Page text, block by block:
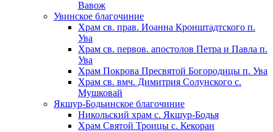
Вавож
Увинское благочиние
Храм св. прав. Иоанна Кронштадтского п.
Ува
Храм св. первов. апостолов Петра и Павла п.
Ува
Храм Покрова Пресвятой Богородицы п. Ува
Храм св. вмч. Димитрия Солунского с.
Мушковай
Якшур-Бодьинское благочиние
Никольский храм с. Якшур-Бодья
Храм Святой Троицы с. Кекоран